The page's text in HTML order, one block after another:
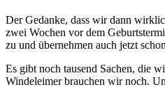
Der Gedanke, dass wir dann
zwei Wochen vor dem
zu und übernehmen auch jetzt
Es gibt noch tausend Sachen, die
Windeleimer brauchen wir noch.